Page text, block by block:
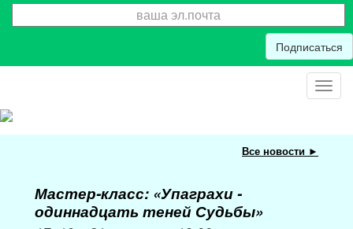
Подписаться
Все новости ►
Мастер-класс: «Упаграхи -
одиннадцать теней Судьбы»